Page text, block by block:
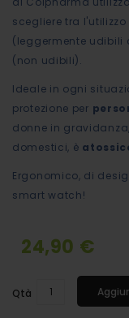
scegliere tra l'utilizzo
(leggermente udibili
(non udibili).
Ideale in ogni
protezione per
donne in
domestici, è
Ergonomico, di
smart watch!
24,90 €
Qtà